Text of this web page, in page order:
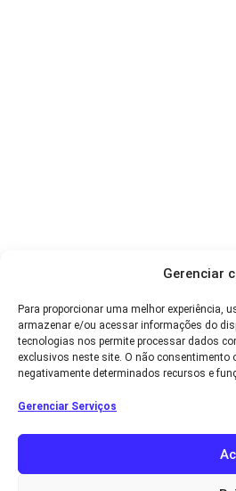
Gerenciar
Para proporcionar uma melhor experiência,
armazenar e/ou acessar informações do
tecnologias nos permite processar dados
exclusivos neste site. O não consentimento
negativamente determinados recursos e
Gerenciar Serviços